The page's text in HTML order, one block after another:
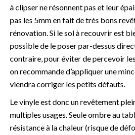
à clipser ne résonnent pas et leur
pas les 5mm en fait de très bons
rénovation. Si le sol à recouvrir est
possible de le poser par-dessus
contraire, pour éviter de percevoir
on recommande d’appliquer une
viendra corriger les petits défauts.
Le vinyle est donc un revêtement
multiples usages. Seule ombre au
résistance à la chaleur (risque de